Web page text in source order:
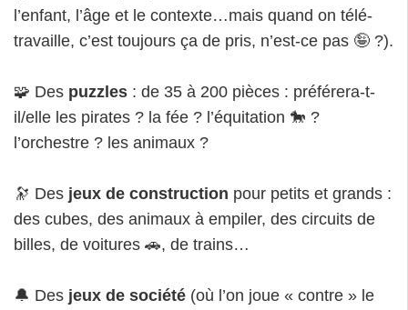
l’enfant, l’âge et le contexte…mais quand on télé-
travaille, c’est toujours ça de pris, n’est-ce pas 🤪 ?).
🧩 Des puzzles : de 35 à 200 pièces : préférera-t-
il/elle les pirates ? la fée ? l’équitation 🐎 ?
l’orchestre ? les animaux ?
🔭 Des jeux de construction pour petits et grands :
des cubes, des animaux à empiler, des circuits de
billes, de voitures 🚗, de trains…
🔔 Des jeux de société (où l’on joue « contre » le